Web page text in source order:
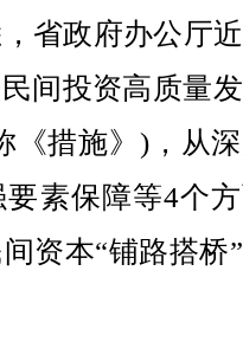
政府办公厅
间投资高质量
《措施》)，从
素保障等4个
资本“铺路搭桥